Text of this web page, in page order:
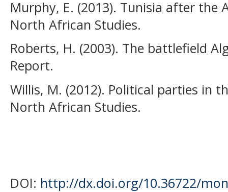
Murphy, E. (2013). Tunisia after the
North African Studies.
Roberts, H. (2003). The battlefield
Report.
Willis, M. (2012). Political parties in
North African Studies.
DOI: http://dx.doi.org/10.36722/